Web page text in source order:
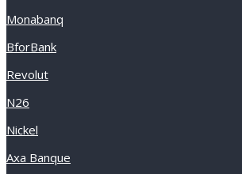
Monabanq
BforBank
Revolut
N26
Nickel
Axa Banque